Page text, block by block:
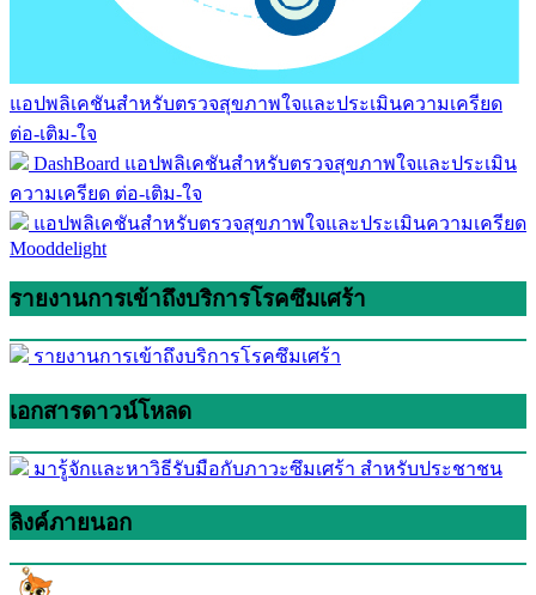
แอปพลิเคชันสำหรับตรวจสุขภาพใจและประเมินความเครียด
ต่อ-เติม-ใจ
DashBoard แอปพลิเคชันสำหรับตรวจสุขภาพใจและประเมิน
ความเครียด ต่อ-เติม-ใจ
แอปพลิเคชันสำหรับตรวจสุขภาพใจและประเมินความเครียด
Mooddelight
รายงานการเข้าถึงบริการโรคซึมเศร้า
รายงานการเข้าถึงบริการโรคซึมเศร้า
เอกสารดาวน์โหลด
มารู้จักและหาวิธีรับมือกับภาวะซึมเศร้า สำหรับประชาชน
ลิงค์ภายนอก